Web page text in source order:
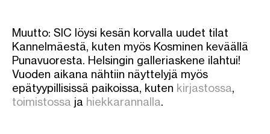
Muutto: SIC löysi kesän korvalla uudet tilat
Kannelmäestä, kuten myös Kosminen keväällä
Punavuoresta. Helsingin galleriaskene ilahtui!
Vuoden aikana nähtiin näyttelyjä myös
epätyypillisissä paikoissa, kuten kirjastossa,
toimistossa ja hiekkarannalla.